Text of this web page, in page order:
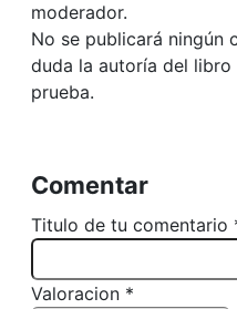
moderador.
No se publicará ningún
duda la autoría del
prueba.
Comentar
Titulo de tu comentario
Valoracion *